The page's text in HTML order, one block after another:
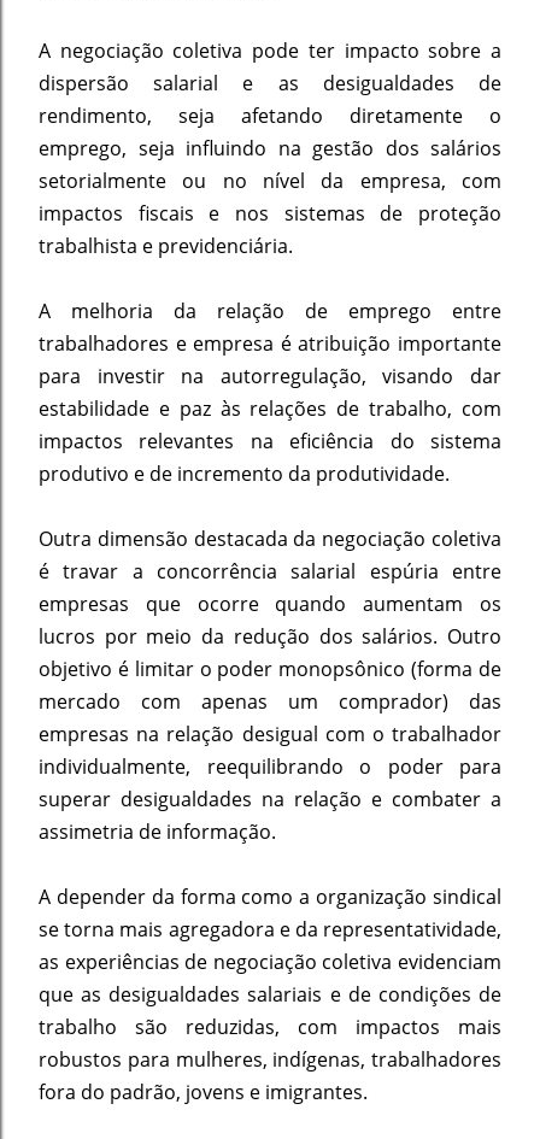
A negociação coletiva pode ter impacto sobre a
dispersão salarial e as desigualdades de
rendimento, seja afetando diretamente o
emprego, seja influindo na gestão dos salários
setorialmente ou no nível da empresa, com
impactos fiscais e nos sistemas de proteção
trabalhista e previdenciária.
A melhoria da relação de emprego entre
trabalhadores e empresa é atribuição importante
para investir na autorregulação, visando dar
estabilidade e paz às relações de trabalho, com
impactos relevantes na eficiência do sistema
produtivo e de incremento da produtividade.
Outra dimensão destacada da negociação coletiva
é travar a concorrência salarial espúria entre
empresas que ocorre quando aumentam os
lucros por meio da redução dos salários. Outro
objetivo é limitar o poder monopsônico (forma de
mercado com apenas um comprador) das
empresas na relação desigual com o trabalhador
individualmente, reequilibrando o poder para
superar desigualdades na relação e combater a
assimetria de informação.
A depender da forma como a organização sindical
se torna mais agregadora e da representatividade,
as experiências de negociação coletiva evidenciam
que as desigualdades salariais e de condições de
trabalho são reduzidas, com impactos mais
robustos para mulheres, indígenas, trabalhadores
fora do padrão, jovens e imigrantes.